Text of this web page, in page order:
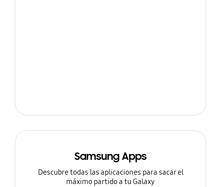
Samsung Apps
Descubre todas las aplicaciones para sacar el
máximo partido a tu Galaxy